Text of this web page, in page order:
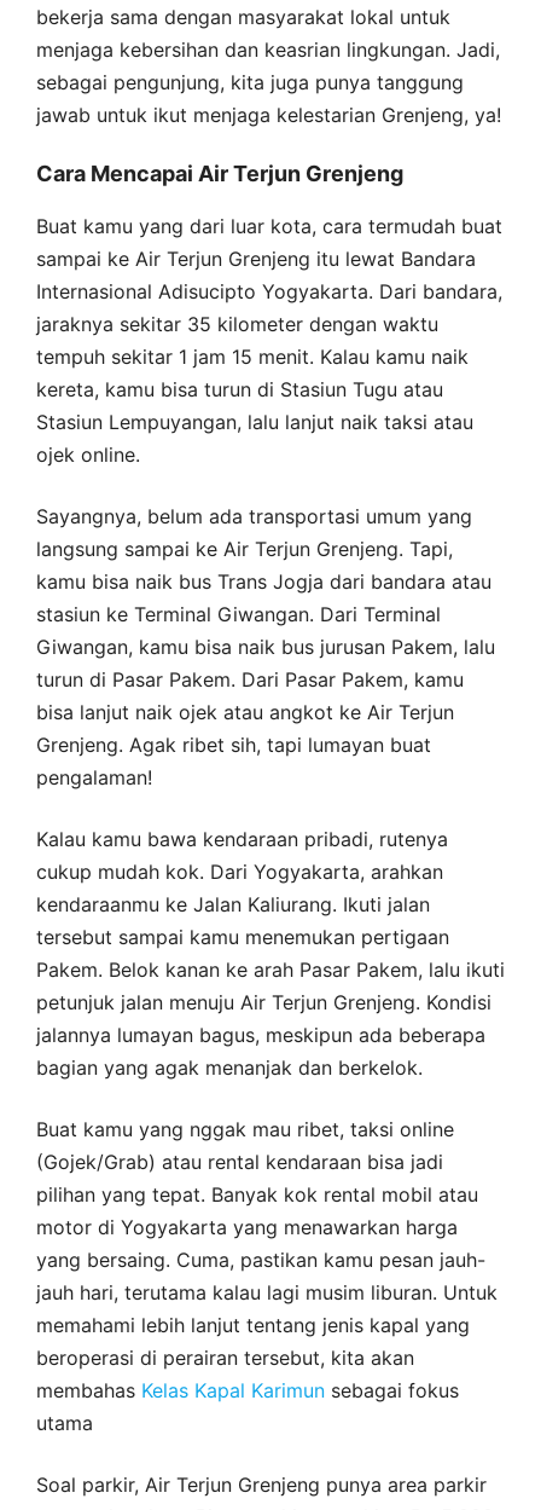
bekerja sama dengan masyarakat lokal untuk
menjaga kebersihan dan keasrian lingkungan. Jadi,
sebagai pengunjung, kita juga punya tanggung
jawab untuk ikut menjaga kelestarian Grenjeng, ya!
Cara Mencapai Air Terjun Grenjeng
Buat kamu yang dari luar kota, cara termudah buat
sampai ke Air Terjun Grenjeng itu lewat Bandara
Internasional Adisucipto Yogyakarta. Dari bandara,
jaraknya sekitar 35 kilometer dengan waktu
tempuh sekitar 1 jam 15 menit. Kalau kamu naik
kereta, kamu bisa turun di Stasiun Tugu atau
Stasiun Lempuyangan, lalu lanjut naik taksi atau
ojek online.
Sayangnya, belum ada transportasi umum yang
langsung sampai ke Air Terjun Grenjeng. Tapi,
kamu bisa naik bus Trans Jogja dari bandara atau
stasiun ke Terminal Giwangan. Dari Terminal
Giwangan, kamu bisa naik bus jurusan Pakem, lalu
turun di Pasar Pakem. Dari Pasar Pakem, kamu
bisa lanjut naik ojek atau angkot ke Air Terjun
Grenjeng. Agak ribet sih, tapi lumayan buat
pengalaman!
Kalau kamu bawa kendaraan pribadi, rutenya
cukup mudah kok. Dari Yogyakarta, arahkan
kendaraanmu ke Jalan Kaliurang. Ikuti jalan
tersebut sampai kamu menemukan pertigaan
Pakem. Belok kanan ke arah Pasar Pakem, lalu ikuti
petunjuk jalan menuju Air Terjun Grenjeng. Kondisi
jalannya lumayan bagus, meskipun ada beberapa
bagian yang agak menanjak dan berkelok.
Buat kamu yang nggak mau ribet, taksi online
(Gojek/Grab) atau rental kendaraan bisa jadi
pilihan yang tepat. Banyak kok rental mobil atau
motor di Yogyakarta yang menawarkan harga
yang bersaing. Cuma, pastikan kamu pesan jauh-
jauh hari, terutama kalau lagi musim liburan. Untuk
memahami lebih lanjut tentang jenis kapal yang
beroperasi di perairan tersebut, kita akan
membahas Kelas Kapal Karimun sebagai fokus
utama
Soal parkir, Air Terjun Grenjeng punya area parkir